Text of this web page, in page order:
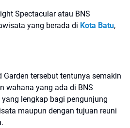
Spectacular atau BNS
yang berada di Kota Batu,
Garden tersebut tentunya semakin
wahana yang ada di BNS
lengkap bagi pengunjung
maupun dengan tujuan reuni